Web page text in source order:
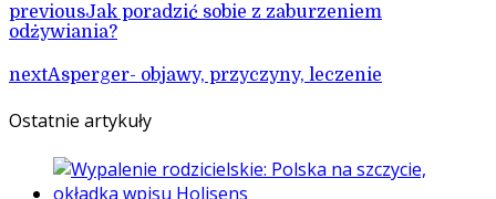
previousJak poradzić sobie z zaburzeniem
odżywiania?
nextAsperger- objawy, przyczyny, leczenie
Ostatnie artykuły